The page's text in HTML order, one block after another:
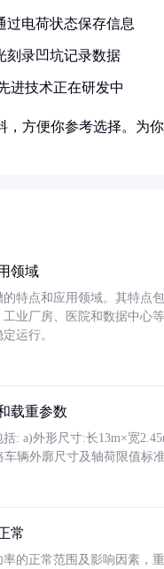
过电荷状态保存信息
刻录凹坑记录数据
进技术正在研发中
，方便你参考选择。为
领域
特点和应用领域。其特点
业厂房、医院和数据中心
运行。
载重参数
: a)外形尺寸:长13m×宽
辆外廓尺寸及轴荷限值标
常
的正常范围及影响因素，